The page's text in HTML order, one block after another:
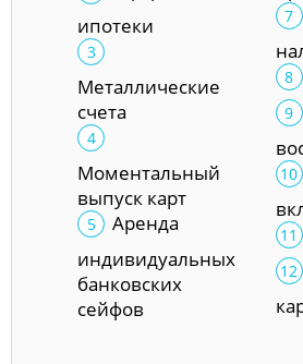
ипотеки
Металлические
счета
Моментальный
выпуск карт
Аренда
индивидуальных
банковских
сейфов